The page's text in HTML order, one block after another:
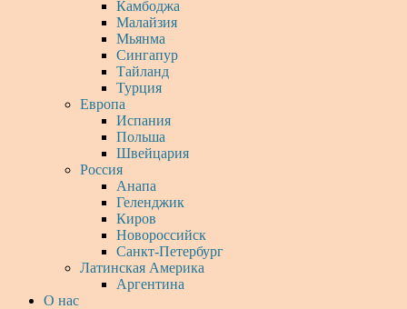
Камбоджа
Малайзия
Мьянма
Сингапур
Тайланд
Турция
Европа
Испания
Польша
Швейцария
Россия
Анапа
Геленджик
Киров
Новороссийск
Санкт-Петербург
Латинская Америка
Аргентина
О нас